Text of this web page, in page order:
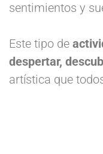
sentimientos y
Este tipo de
despertar,
artística que